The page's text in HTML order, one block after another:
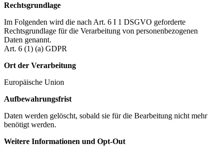
Rechtsgrundlage
Im Folgenden wird die nach Art. 6 I 1 DSGVO geforderte
Rechtsgrundlage für die Verarbeitung von personenbezogenen
Daten genannt.
Art. 6 (1) (a) GDPR
Ort der Verarbeitung
Europäische Union
Aufbewahrungsfrist
Daten werden gelöscht, sobald sie für die Bearbeitung nicht mehr
benötigt werden.
Weitere Informationen und Opt-Out